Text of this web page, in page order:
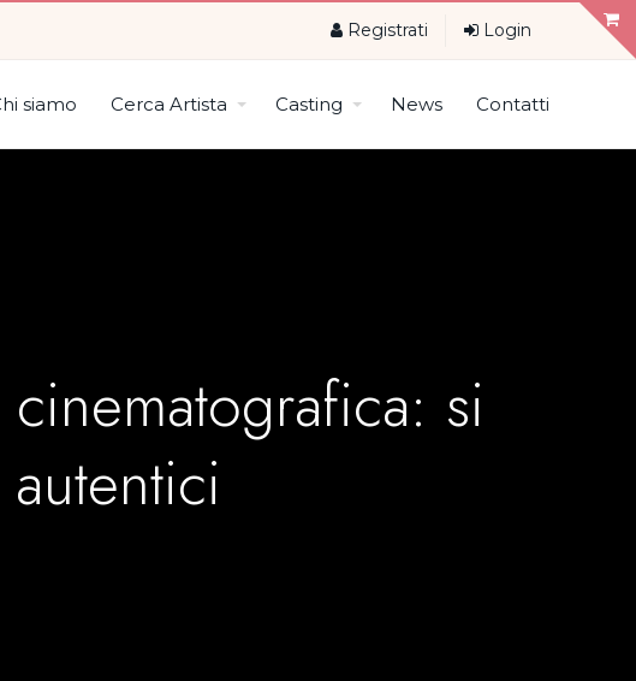
Registrati Login
siamo Cerca Artista Casting News Contatti
si